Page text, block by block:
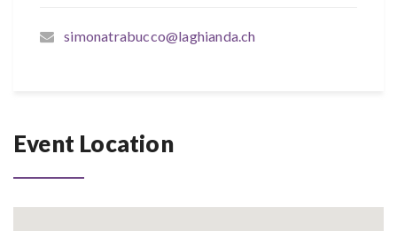
simonatrabucco@laghianda.ch
Event Location